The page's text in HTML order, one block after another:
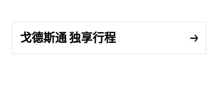
戈德斯通 独享行程